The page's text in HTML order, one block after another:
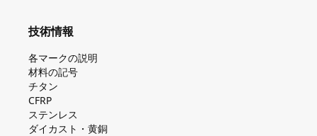
技術情報
各マークの説明
材料の記号
チタン
CFRP
ステンレス
ダイカスト・⻩銅